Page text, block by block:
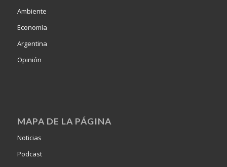
Ambiente
Economía
Argentina
Opinión
MAPA DE LA PÁGINA
Noticias
Podcast